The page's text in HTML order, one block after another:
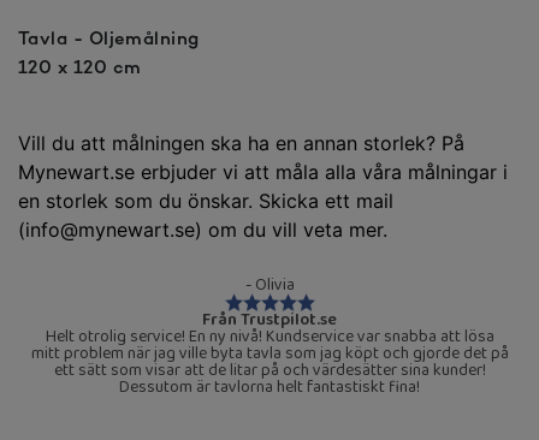
Tavla - Oljemålning
120 x 120 cm
Vill du att målningen ska ha en annan storlek? På
Mynewart.se erbjuder vi att måla alla våra målningar i
en storlek som du önskar. Skicka ett mail
(info@mynewart.se) om du vill veta mer.
- Olivia
Från Trustpilot.se
Helt otrolig service! En ny nivå! Kundservice var snabba att lösa
mitt problem när jag ville byta tavla som jag köpt och gjorde det på
ett sätt som visar att de litar på och värdesätter sina kunder!
Dessutom är tavlorna helt fantastiskt fina!